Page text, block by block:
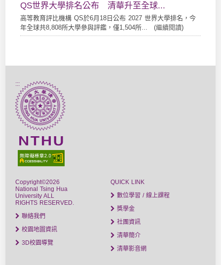
QS世界大學排名公布 清華升至全球...
高等教育評比機構 QS於6月18日公布 2027 世界大學排名，今
年全球共8,808所大學參與評鑑，僅1,504所... (繼續閱讀)
:::
Copyright©2026
National Tsing Hua
University ALL
RIGHTS RESERVED.
聯絡我們
校園地圖資訊
3D校園導覽
QUICK LINK
數位學習 / 線上課程
獎學金
社團資訊
清華簡介
清華影音網